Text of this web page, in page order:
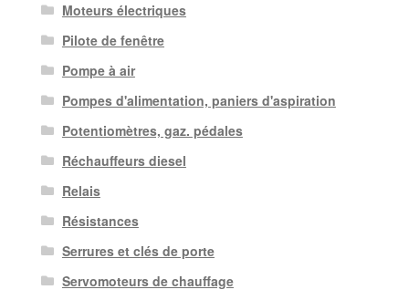
Moteurs électriques
Pilote de fenêtre
Pompe à air
Pompes d'alimentation, paniers d'aspiration
Potentiomètres, gaz. pédales
Réchauffeurs diesel
Relais
Résistances
Serrures et clés de porte
Servomoteurs de chauffage